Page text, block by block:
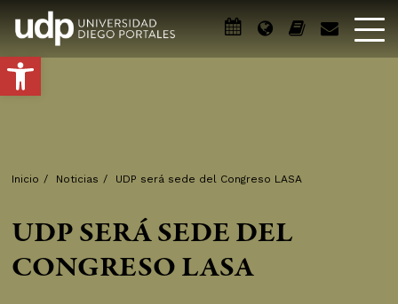
Abrir barra de herramientas
Inicio / Noticias / UDP será sede del Congreso LASA
UDP SERÁ SEDE DEL
CONGRESO LASA